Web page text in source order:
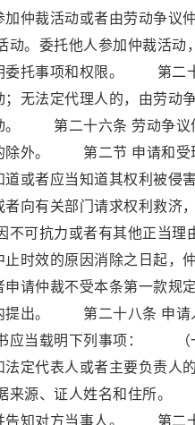
加仲裁活动或者由劳动争
。委托他人参加仲裁活动
委托事项和权限。 第二
无法定代理人的，由劳动
。 第二十六条 劳动争议
的除外。 第二节 申请和
道或者应当知道其权利被
向有关部门请求权利救济
抗力或者有其他正当理
止时效的原因消除之日起
请仲裁不受本条第一款规
提出。 第二十八条 申请
当载明下列事项： （一
法定代表人或者主要负责
源、证人姓名和住所。
告知对方当事人。 第二